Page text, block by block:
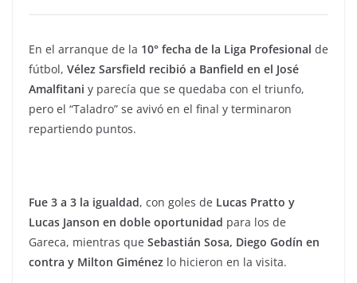
En el arranque de la 10° fecha de la Liga Profesional de
fútbol, Vélez Sarsfield recibió a Banfield en el José
Amalfitani y parecía que se quedaba con el triunfo,
pero el “Taladro” se avivó en el final y terminaron
repartiendo puntos.
Fue 3 a 3 la igualdad, con goles de Lucas Pratto y
Lucas Janson en doble oportunidad para los de
Gareca, mientras que Sebastián Sosa, Diego Godín en
contra y Milton Giménez lo hicieron en la visita.